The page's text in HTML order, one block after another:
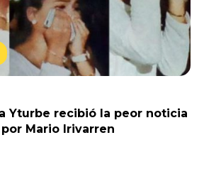
Yturbe recibió la peor noticia
Mario Irivarren